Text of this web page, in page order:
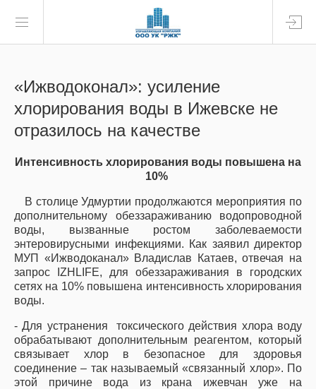
«Ижводоконал»: усиление
хлорирования воды в Ижевске не
отразилось на качестве
Интенсивность хлорирования воды повышена на
10%
В столице Удмуртии продолжаются мероприятия по
дополнительному обеззараживанию водопроводной
воды, вызванные ростом заболеваемости
энтеровирусными инфекциями. Как заявил директор
МУП «Ижводоканал» Владислав Катаев, отвечая на
запрос IZHLIFE, для обеззараживания в городских
сетях на 10% повышена интенсивность хлорирования
воды.
- Для устранения токсического действия хлора воду
обрабатывают дополнительным реагентом, который
связывает хлор в безопасное для здоровья
соединение – так называемый «связанный хлор». По
этой причине вода из крана ижевчан уже на